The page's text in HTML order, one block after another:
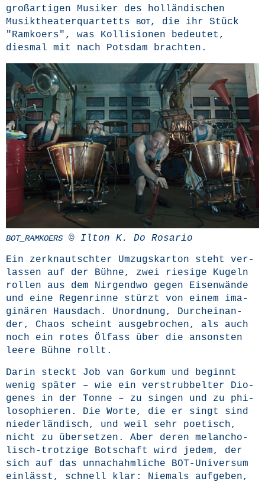
groß­ar­ti­gen Musi­ker des hol­län­di­schen
Musik­thea­ter­quar­tetts
BOT, die ihr Stück
"Ram­koers", was Kol­li­sio­nen bedeu­tet,
dies­mal mit nach Pots­dam brachten.
BOT_RAMKOERS © Ilton K. Do Rosario
Ein zer­knautsch­ter Umzugs­kar­ton steht ver­
las­sen auf der Büh­ne, zwei rie­si­ge Kugeln
rol­len aus dem Nir­gend­wo gegen Eisen­wän­de
und eine Regen­rin­ne stürzt von einem ima­
gi­nä­ren Haus­dach. Unord­nung, Durch­ein­an­
der, Cha­os scheint aus­ge­bro­chen, als auch
noch ein rotes Ölfass über die ansons­ten
lee­re Büh­ne rollt.
Dar­in steckt Job van Gor­kum und beginnt
wenig spä­ter – wie ein ver­strub­bel­ter Dio­
ge­nes in der Ton­ne – zu sin­gen und zu phi­
lo­so­phie­ren. Die Wor­te, die er singt sind
nie­der­län­disch, und weil sehr poe­tisch,
nicht zu über­set­zen. Aber deren melan­cho­
lisch-trot­zi­ge Bot­schaft wird jedem, der
sich auf das unnach­ahm­li­che BOT-Uni­ver­sum
ein­lässt, schnell klar: Nie­mals auf­ge­ben,